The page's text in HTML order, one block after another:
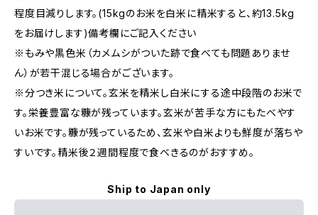
程度目減りします。(15kgのお米を白米に精米すると、約13.5kg
をお届けします)備考欄にご記入ください
※もみや黒色米（カメムシがついた跡で食べても問題ありませ
ん）が若干混じる場合がございます。
※分つき米について。玄米を精米し白米にする途中段階のお米で
す。栄養豊富な糠が残っています。玄米が苦手な方にもたべやす
いお米です。糠が残っているため、玄米や白米よりも鮮度が落ちや
すいです。精米後２週間程度で食べきるのがおすすめ。
Ship to Japan only